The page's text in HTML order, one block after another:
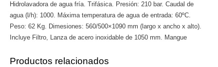
agua
(l/h):
1000.
Máxima
de
Hidrolavadora de agua fría. Trifásica. Presión: 210 bar. Caudal de
agua (l/h): 1000. Máxima temperatura de agua de entrada: 60ºC.
Peso: 62 Kg. Dimesiones: 560/500×1090 mm (largo x ancho x alto).
Incluye Filtro, Lanza de acero inoxidable de 1050 mm. Mangue
Productos relacionados